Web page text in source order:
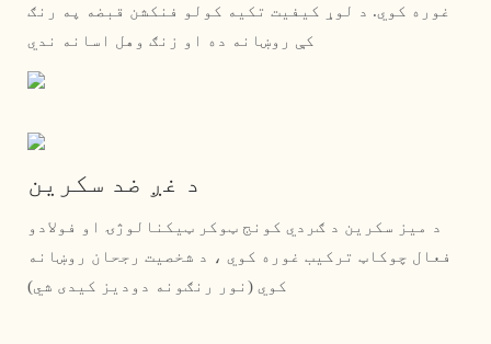
غوره کوي. د لوړ کیفیت تکیه کولو فنکشن قبضه په رنګ
د غږ ضد سکرین
د میز سکرین د ګردي کونج ټوکر ټیکنالوژۍ او فولادو
فعال چوکاټ ترکیب غوره کوي ، د شخصیت رجحان روښانه
کوي (نور رنګونه دودیز کیدی شي)